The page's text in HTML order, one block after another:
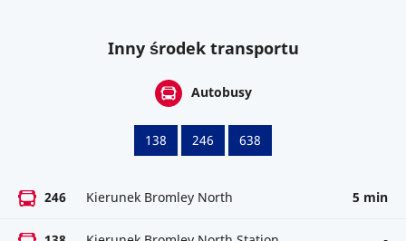
Inny środek transportu
Autobusy
138 246 638
246 Kierunek Bromley North 5 min